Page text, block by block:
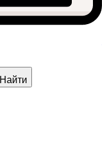
Найти